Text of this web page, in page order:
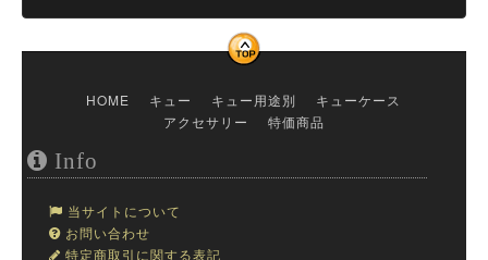
HOME キュー キュー用途別
キューケース
アクセサリー
特価商品
Info
当サイトについて
お問い合わせ
特定商取引に関する表記